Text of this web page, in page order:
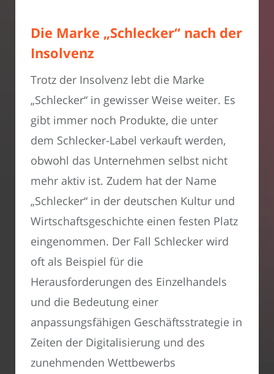
Die Marke „Schlecker“ nach der
Insolvenz
Trotz der Insolvenz lebt die Marke
„Schlecker“ in gewisser Weise weiter. Es
gibt immer noch Produkte, die unter
dem Schlecker-Label verkauft werden,
obwohl das Unternehmen selbst nicht
mehr aktiv ist. Zudem hat der Name
„Schlecker“ in der deutschen Kultur und
Wirtschaftsgeschichte einen festen Platz
eingenommen. Der Fall Schlecker wird
oft als Beispiel für die
Herausforderungen des Einzelhandels
und die Bedeutung einer
anpassungsfähigen Geschäftsstrategie in
Zeiten der Digitalisierung und des
zunehmenden Wettbewerbs